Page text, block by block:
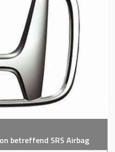
betreffend SRS Airbag